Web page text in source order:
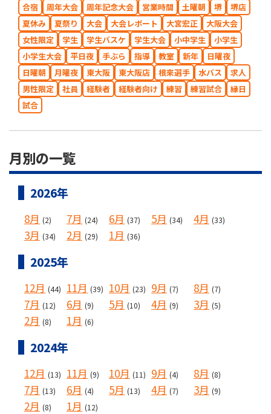
合宿
周年大会 周年記念大会 営業時間 土曜朝 堺
堺店
夏休み
夏祭り 大会 大会レポート 大宮宏正
大阪大会
女性限定
学生 学生バスケ 学生大会 小中学生
小学生
小学生大会
平日夜 手ぶら 指導 教室 新年
日曜夜
日曜朝
月曜夜 東大阪 東大阪店 根來選手 水バス
求人
男性限定
社員 経験者 経験者向け 練習 練習試合
縁日
試合
月別の一覧
2026年
8月 (2) 7月 (24) 6月 (37) 5月 (34) 4月 (33)
3月 (34) 2月 (29) 1月 (36)
2025年
12月 (44) 11月 (39) 10月 (23) 9月 (7) 8月 (7)
7月 (12) 6月 (9) 5月 (10) 4月 (9) 3月 (5)
2月 (8) 1月 (6)
2024年
12月 (13) 11月 (9) 10月 (11) 9月 (4) 8月 (8)
7月 (13) 6月 (4) 5月 (13) 4月 (7) 3月 (9)
2月 (8) 1月 (12)